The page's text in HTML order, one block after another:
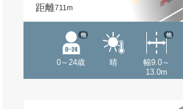
距離711m
0～24歳
他
晴
幅9.0～
13.0m
他